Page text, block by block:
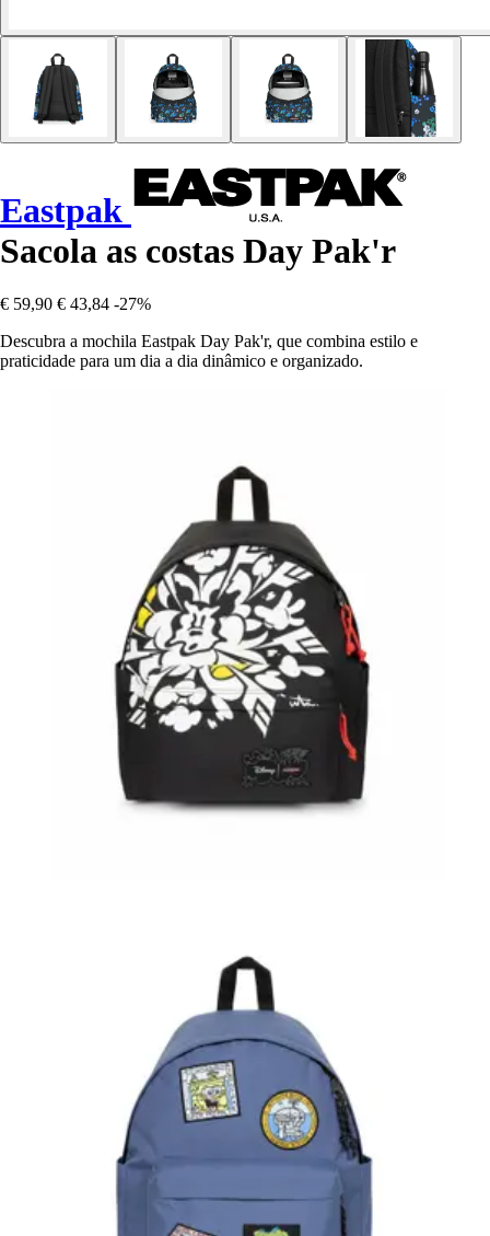
Eastpak
Sacola as costas Day Pak'r
€ 59,90 € 43,84 -27%
Descubra a mochila Eastpak Day Pak'r, que combina estilo e
praticidade para um dia a dia dinâmico e organizado.